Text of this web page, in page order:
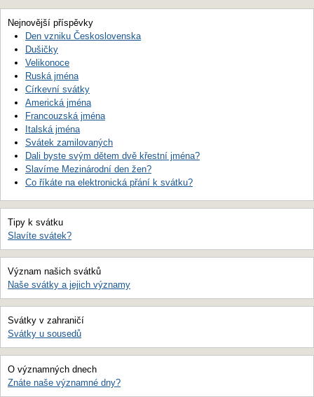
Nejnovější příspěvky
Den vzniku Československa
Dušičky
Velikonoce
Ruská jména
Církevní svátky
Americká jména
Francouzská jména
Italská jména
Svátek zamilovaných
Dali byste svým dětem dvě křestní jména?
Slavíme Mezinárodní den žen?
Co říkáte na elektronická přání k svátku?
Tipy k svátku
Slavíte svátek?
Význam našich svátků
Naše svátky a jejich významy
Svátky v zahraničí
Svátky u sousedů
O významných dnech
Znáte naše významné dny?